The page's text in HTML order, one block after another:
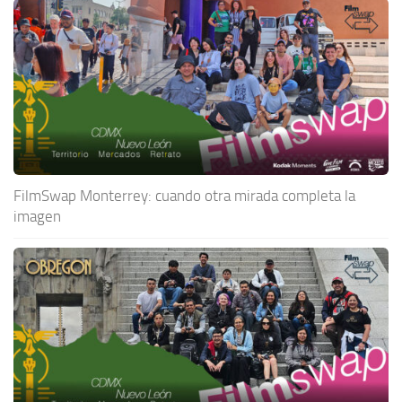
FilmSwap Monterrey: cuando otra mirada completa la
imagen